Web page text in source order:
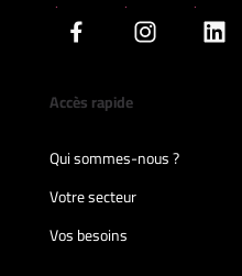
Accès rapide
Qui sommes-nous ?
Votre secteur
Vos besoins